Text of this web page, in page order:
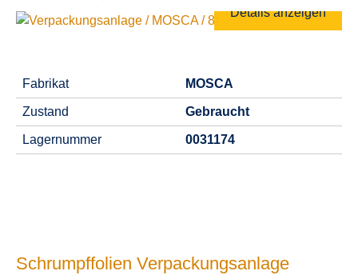
Details anzeigen
Fabrikat MOSCA
Zustand Gebraucht
Lagernummer 0031174
Schrumpffolien Verpackungsanlage